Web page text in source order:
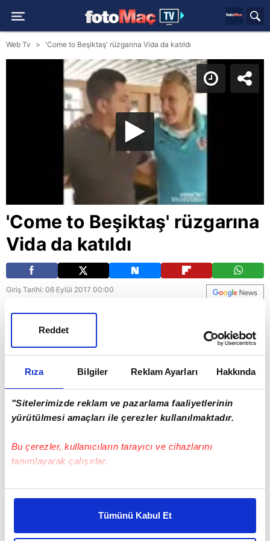
Rıza Bilgiler Reklam Ayarları Hakkında
"Sitelerimizde reklam ve pazarlama faaliyetlerinin
yürütülmesi amaçları ile çerezler kullanılmaktadır.
Bu çerezler, kullanıcıların tarayıcı ve cihazlarını
tanımlayarak çalışırlar.
Bu çerezlere izin vermeniz halinde sizlere özel
daha iyi reklam deneyimi yaşatabiliriz. Bunu yaparken
amacımızın size daha iyi bir reklam deneyimi sunmak
Tümünü Kabul Et
Reddet
Web Tv 'Come to Beşiktaş' rüzgarına Vida da katıldı
'Come to Beşiktaş' rüzgarına
Vida da katıldı
Giriş Tarihi: 06 Eylül 2017 00:00
Güncelleme Tarihi: 06 Eylül 2017 18:09